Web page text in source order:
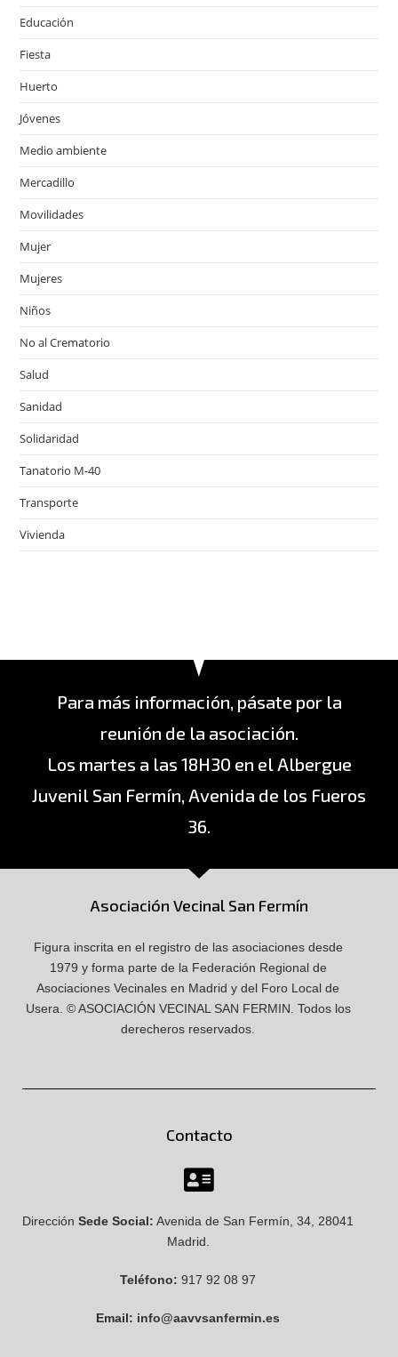
Educación
Fiesta
Huerto
Jóvenes
Medio ambiente
Mercadillo
Movilidades
Mujer
Mujeres
Niños
No al Crematorio
Salud
Sanidad
Solidaridad
Tanatorio M-40
Transporte
Vivienda
Para más información, pásate por la
reunión de la asociación.
Los martes a las 18H30 en el Albergue
Juvenil San Fermín, Avenida de los Fueros
36.
Asociación Vecinal San Fermín
Figura inscrita en el registro de las asociaciones desde
1979 y forma parte de la Federación Regional de
Asociaciones Vecinales en Madrid y del Foro Local de
Usera. © ASOCIACIÓN VECINAL SAN FERMIN. Todos los
derecheros reservados.
Contacto
Dirección Sede Social: Avenida de San Fermín, 34, 28041
Madrid.
Teléfono: 917 92 08 97
Email: info@aavvsanfermin.es